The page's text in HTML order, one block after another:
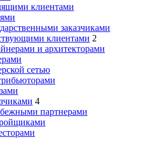
клиентами
заказчиками
клиентами 2
и архитекторами
сетью
4
партнерами